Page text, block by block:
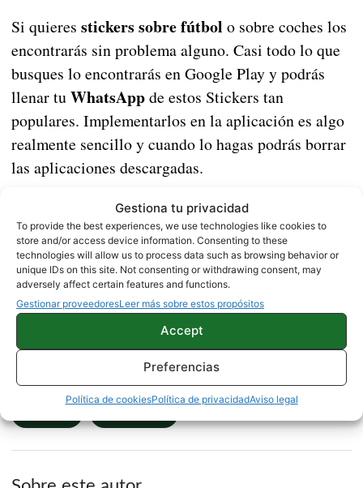
Gestiona tu privacidad
To provide the best experiences, we use technologies like cookies to
store and/or access device information. Consenting to these
technologies will allow us to process data such as browsing behavior or
unique IDs on this site. Not consenting or withdrawing consent, may
adversely affect certain features and functions.
Gestionar proveedoresLeer más sobre estos propósitos
Accept
Preferencias
Política de cookiesPolítica de privacidadAviso legal
Si quieres stickers sobre fútbol o sobre coches los
encontrarás sin problema alguno. Casi todo lo que
busques lo encontrarás en Google Play y podrás
llenar tuWhatsAppde estos Stickers tan
populares. Implementarlos en la aplicación es algo
realmente sencillo y cuando lo hagas podrás borrar
las aplicaciones descargadas.
Gracias a este truco ya no echarás en falta tener
Stickers de WhatsApppara enviar a diestro y
siniestro. Siempre que quieras más simplemente
deberás hacer una búsqueda en Google Play y elegir
los que más te gusten.
¿Qué te parece este método para tener
stickers de WhatsApp?